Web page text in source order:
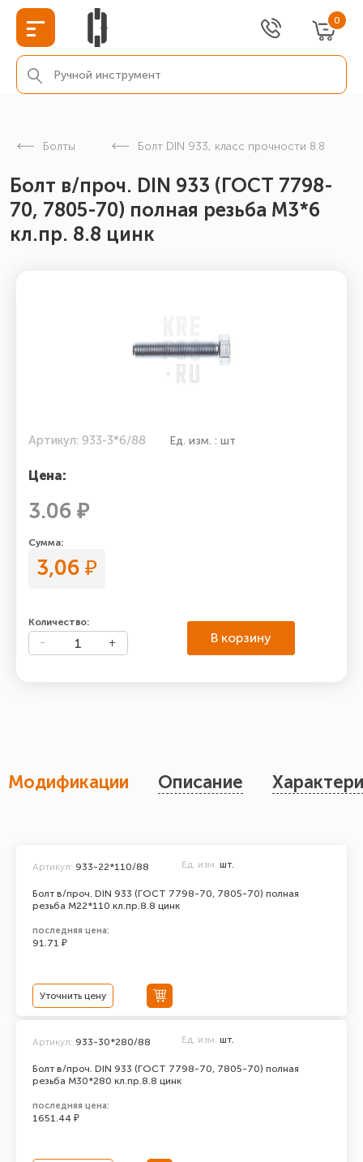
0
Болты Болт DIN 933, класс прочности 8.8
Болт в/проч. DIN 933 (ГОСТ 7798-
70, 7805-70) полная резьба М3*6
кл.пр. 8.8 цинк
Артикул: 933-3*6/88 Ед. изм. : шт
Цена:
3.06 ₽
Сумма:
3,06 ₽
Количество:
В корзину
Модификации Описание
Болт в/проч. DIN 933 (ГОСТ 7798-70, 7805-70) полная
резьба М22*110 кл.пр.8.8 цинк
Артикул: 933-22*110/88 Ед. изм. шт.
последняя цена:
91.71 ₽
Уточнить цену
Болт в/проч. DIN 933 (ГОСТ 7798-70, 7805-70) полная
резьба М30*280 кл.пр.8.8 цинк
Артикул: 933-30*280/88 Ед. изм. шт.
последняя цена:
1651.44 ₽